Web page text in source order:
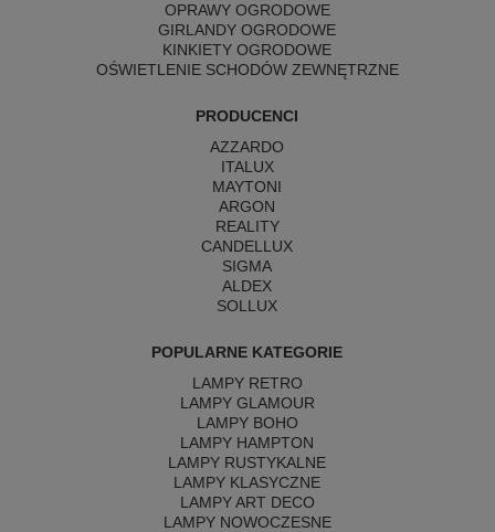
OPRAWY OGRODOWE
GIRLANDY OGRODOWE
KINKIETY OGRODOWE
OŚWIETLENIE SCHODÓW ZEWNĘTRZNE
PRODUCENCI
AZZARDO
ITALUX
MAYTONI
ARGON
REALITY
CANDELLUX
SIGMA
ALDEX
SOLLUX
POPULARNE KATEGORIE
LAMPY RETRO
LAMPY GLAMOUR
LAMPY BOHO
LAMPY HAMPTON
LAMPY RUSTYKALNE
LAMPY KLASYCZNE
LAMPY ART DECO
LAMPY NOWOCZESNE